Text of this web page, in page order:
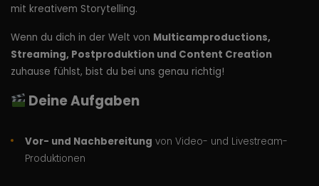
mit kreativem Storytelling.
Wenn du dich in der Welt von Multicamproductions,
Streaming, Postproduktion und Content Creation
zuhause fühlst, bist du bei uns genau richtig!
Deine Aufgaben
Vor- und Nachbereitung von Video- und Livestream-
Produktionen